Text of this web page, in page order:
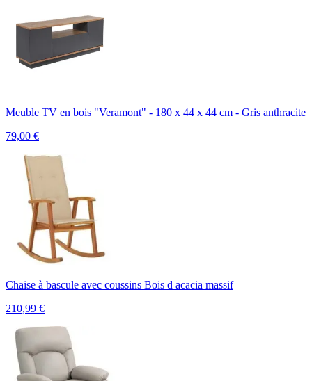
Meuble TV en bois "Veramont" - 180 x 44 x 44 cm - Gris anthracite
79,00 €
Chaise à bascule avec coussins Bois d acacia massif
210,99 €